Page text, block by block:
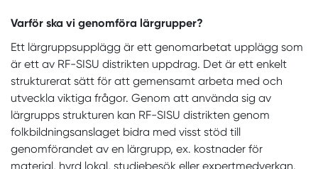
Varför ska vi genomföra lärgrupper?
Ett lärgruppsupplägg är ett genomarbetat upplägg som
är ett av RF-SISU distrikten uppdrag. Det är ett enkelt
strukturerat sätt för att gemensamt arbeta med och
utveckla viktiga frågor. Genom att använda sig av
lärgrupps strukturen kan RF-SISU distrikten genom
folkbildningsanslaget bidra med visst stöd till
genomförandet av en lärgrupp, ex. kostnader för
material, hyrd lokal, studiebesök eller expertmedverkan.